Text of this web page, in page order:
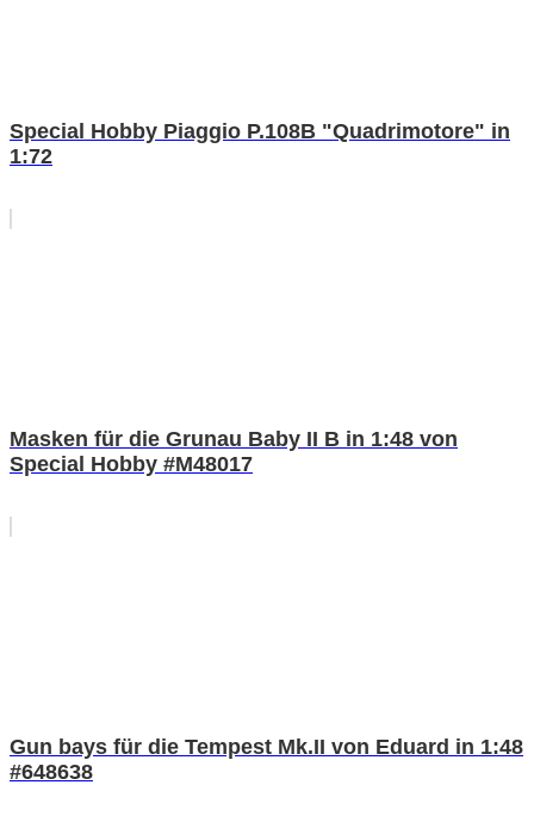
Special Hobby Piaggio P.108B "Quadrimotore" in
1:72
Masken für die Grunau Baby II B in 1:48 von
Special Hobby #M48017
Gun bays für die Tempest Mk.II von Eduard in 1:48
#648638